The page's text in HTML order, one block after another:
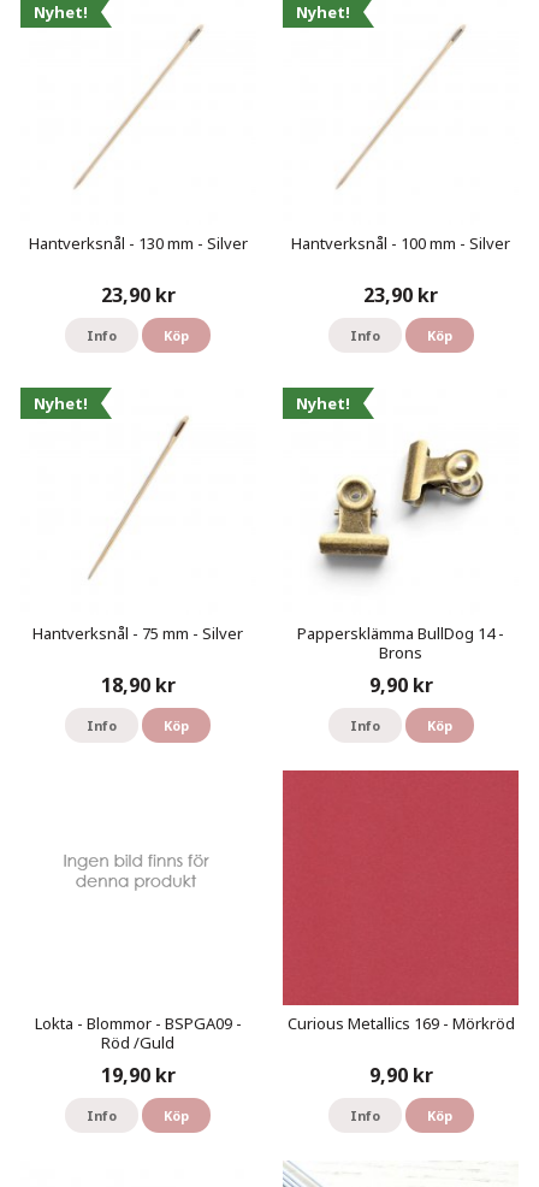
Nyhet!
Hantverksnål - 130 mm - Silver
23,90 kr
Info Köp
Nyhet!
Hantverksnål - 100 mm - Silver
23,90 kr
Info Köp
Nyhet!
Hantverksnål - 75 mm - Silver
18,90 kr
Info Köp
Nyhet!
Pappersklämma BullDog 14 -
Brons
9,90 kr
Info Köp
Lokta - Blommor - BSPGA09 -
Röd /Guld
19,90 kr
Info Köp
Curious Metallics 169 - Mörkröd
9,90 kr
Info Köp